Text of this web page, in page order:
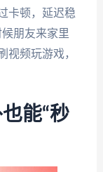
卡顿，延迟稳
朋友来家里
视频玩游戏，
能“秒